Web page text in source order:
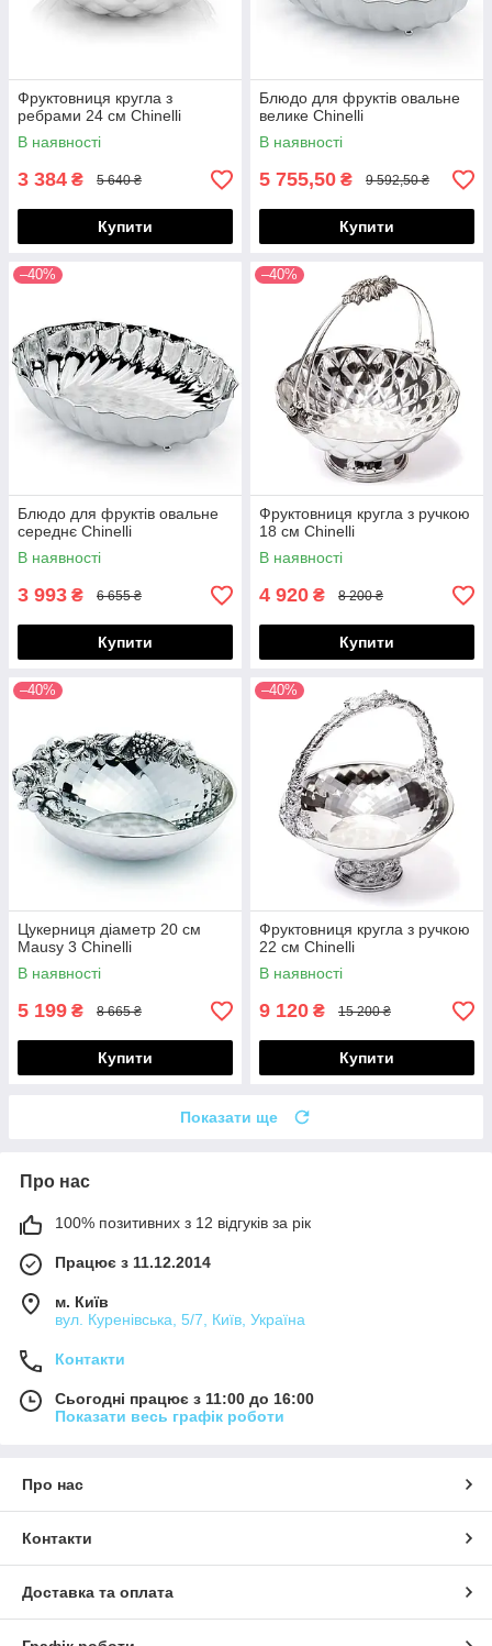
Фруктовниця кругла з
ребрами 24 см Chinelli
В наявності
3 384 ₴ 5 640 ₴
Купити
Блюдо для фруктів овальне
велике Chinelli
В наявності
5 755,50 ₴ 9 592,50 ₴
Купити
–40%
Блюдо для фруктів овальне
середнє Chinelli
В наявності
3 993 ₴ 6 655 ₴
Купити
–40%
Фруктовниця кругла з ручкою
18 см Chinelli
В наявності
4 920 ₴ 8 200 ₴
Купити
–40%
Цукерниця діаметр 20 см
Mausy 3 Chinelli
В наявності
5 199 ₴ 8 665 ₴
Купити
–40%
Фруктовниця кругла з ручкою
22 см Chinelli
В наявності
9 120 ₴ 15 200 ₴
Купити
Показати ще
Про нас
100% позитивних з 12 відгуків за рік
Працює з 11.12.2014
м. Київ
вул. Куренівська, 5/7, Київ, Україна
Контакти
Сьогодні працює з 11:00 до 16:00
Показати весь графік роботи
Про нас
Контакти
Доставка та оплата